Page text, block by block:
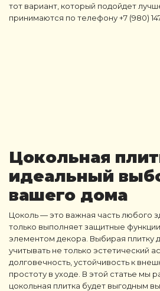
тот вариант, который подойдет
принимаются по телефону +7 (980)
Цокольная
идеальный
вашего дома
Цоколь— это важная часть любого
только выполняет защитные
элементом декора. Выбирая плитку
учитывать не только эстетический
долговечность, устойчивость к
простоту в уходе. В этой статье мы
цокольная плитка будет выгодным